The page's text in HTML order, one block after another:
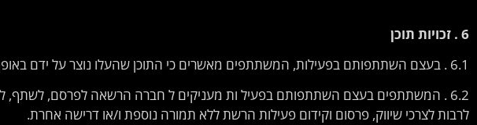
6 . זכויות תוכן
6.1 . בעצם השתתפותם בפעילות, המשתתפים מאשרים כי התוכן שהעלו נוצר על ידם באופן אישי והם בעלי הזכויות בו.
6.2 . המשתתפים בעצם השתתפותם בפעיל ות מעניקים ל חברה הרשאה לפרסם, לשתף,
לרבות לצרכי שיווק, פרסום וקידום פעילות הרשת ללא תמורה נוספת ו/או דרישה אחרת.